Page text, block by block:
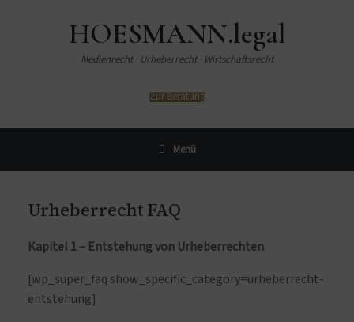
HOESMANN.legal
Medienrecht · Urheberrecht · Wirtschaftsrecht
Zur Beratung
Menü
Urheberrecht FAQ
Kapitel 1 – Entstehung von Urheberrechten
[wp_super_faq show_specific_category=urheberrecht-
entstehung]